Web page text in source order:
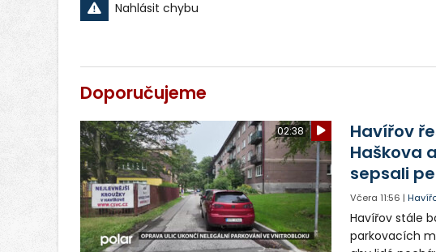
Nahlásit chybu
Doporučujeme
02:38
Havířov
Haškova
sepsali
Včera 11:56 |
Havířov stále
parkovacích